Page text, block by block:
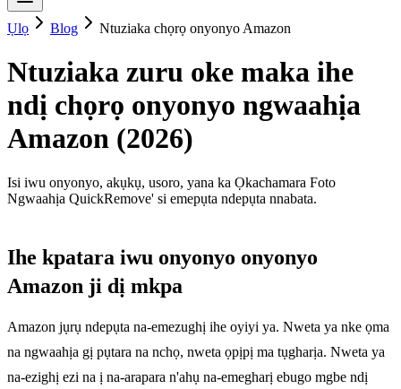
Ụlọ Blog Ntuziaka chọrọ onyonyo Amazon
Ntuziaka zuru oke maka ihe
ndị chọrọ onyonyo ngwaahịa
Amazon (2026)
Isi iwu onyonyo, akụkụ, usoro, yana ka Ọkachamara Foto
Ngwaahịa QuickRemove' si emepụta ndepụta nnabata.
Ihe kpatara iwu onyonyo onyonyo
Amazon ji dị mkpa
Amazon jụrụ ndepụta na-emezughị ihe oyiyi ya. Nweta ya nke ọma
na ngwaahịa gị pụtara na nchọ, nweta ọpịpị ma tụgharịa. Nweta ya
na-ezighị ezi na ị na-arapara n'ahụ na-emegharị ebugo mgbe ndị